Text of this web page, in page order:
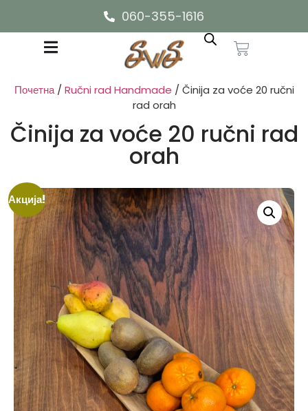
060-355-1616
Почетна/Ručni rad Handmade / Činija za voće 20 ručni
rad orah
Činija za voće 20 ručni rad
orah
Акција!